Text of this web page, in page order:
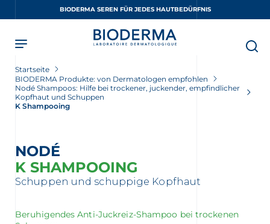
BIODERMA SEREN FÜR JEDES HAUTBEDÜRFNIS
Startseite
BIODERMA Produkte: von Dermatologen empfohlen
Nodé Shampoos: Hilfe bei trockener, juckender, empfindlicher
Kopfhaut und Schuppen
K Shampooing
NODÉ
K SHAMPOOING
Schuppen und schuppige Kopfhaut
Beruhigendes Anti-Juckreiz-Shampoo bei trockenen